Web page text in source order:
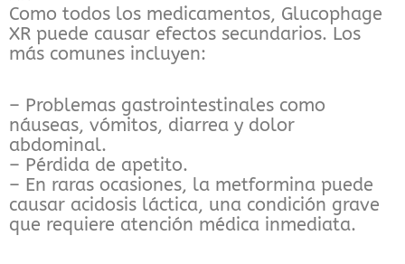
Como todos los medicamentos, Glucophage
XR puede causar efectos secundarios. Los
más comunes incluyen:
– Problemas gastrointestinales como
náuseas, vómitos, diarrea y dolor
abdominal.
– Pérdida de apetito.
– En raras ocasiones, la metformina puede
causar acidosis láctica, una condición grave
que requiere atención médica inmediata.